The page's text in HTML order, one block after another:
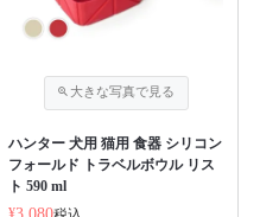
ハンター 犬用 猫用 食器 シリコン
フォールド トラベルボウル リス
ト 590 ml
¥